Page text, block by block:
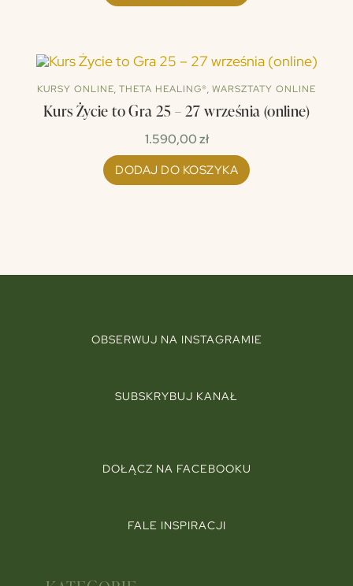
KURSY ONLINE, THETA HEALING®, WARSZTATY ONLINE
Kurs Życie to Gra 25 – 27 września (online)
1.590,00zł
DODAJ DO KOSZYKA
OBSERWUJ NA INSTAGRAMIE
SUBSKRYBUJ KANAŁ
DOŁĄCZ NA FACEBOOKU
FALE INSPIRACJI